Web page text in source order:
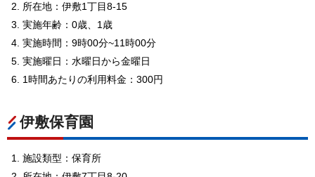
所在地：伊敷1丁目8-15
実施年齢：0歳、1歳
実施時間：9時00分~11時00分
実施曜日：水曜日から金曜日
1時間あたりの利用料金：300円
伊敷保育園
施設類型：保育所